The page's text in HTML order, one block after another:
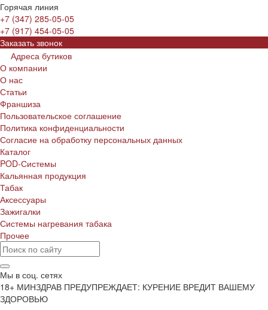
Горячая линия
+7 (347) 285-05-05
+7 (917) 454-05-05
Заказать звонок
Адреса бутиков
О компании
О нас
Статьи
Франшиза
Пользовательское соглашение
Политика конфиденциальности
Согласие на обработку персональных данных
Каталог
POD-Системы
Кальянная продукция
Табак
Аксессуары
Зажигалки
Системы нагревания табака
Прочее
Мы в соц. сетях
18+ МИНЗДРАВ ПРЕДУПРЕЖДАЕТ: КУРЕНИЕ ВРЕДИТ ВАШЕМУ
ЗДОРОВЬЮ